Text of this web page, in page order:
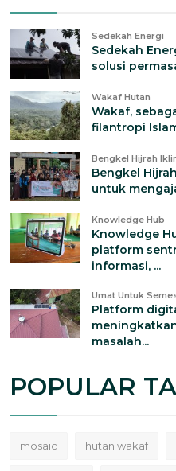
Sedekah Energi
Sedekah
solusi
Wakaf Hutan
Wakaf,
filantropi
Bengkel Hijrah
Bengkel
untuk
Knowledge Hub
Knowledge
platform
informasi, ...
Umat Untuk
Platform
masalah...
POPULAR
mosaic hutan wakaf